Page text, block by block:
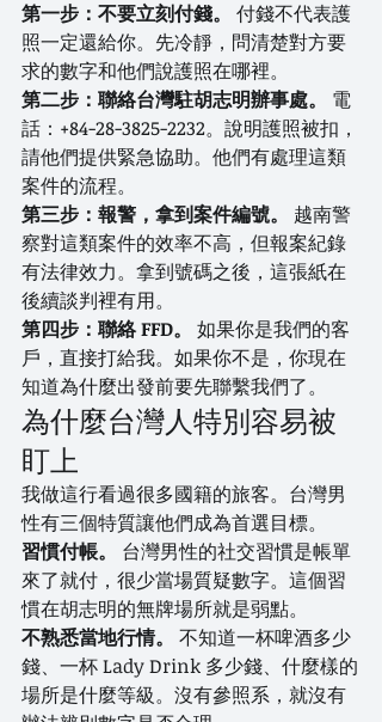
第一步：不要立刻付錢。
付錢不代表護
照一定還給你。先冷靜，問清楚對方要
求的數字和他們說護照在哪裡。
第二步：聯絡台灣駐胡志明辦事處。
電
話：+84-28-3825-2232。說明護照被扣，
請他們提供緊急協助。他們有處理這類
案件的流程。
第三步：報警，拿到案件編號。
越南警
察對這類案件的效率不高，但報案紀錄
有法律效力。拿到號碼之後，這張紙在
後續談判裡有用。
第四步：聯絡 FFD。
如果你是我們的客
戶，直接打給我。如果你不是，你現在
知道為什麼出發前要先聯繫我們了。
為什麼台灣人特別容易被
盯上
我做這行看過很多國籍的旅客。台灣男
性有三個特質讓他們成為首選目標。
習慣付帳。
台灣男性的社交習慣是帳單
來了就付，很少當場質疑數字。這個習
慣在胡志明的無牌場所就是弱點。
不熟悉當地行情。
不知道一杯啤酒多少
錢、一杯 Lady Drink 多少錢、什麼樣的
場所是什麼等級。沒有參照系，就沒有